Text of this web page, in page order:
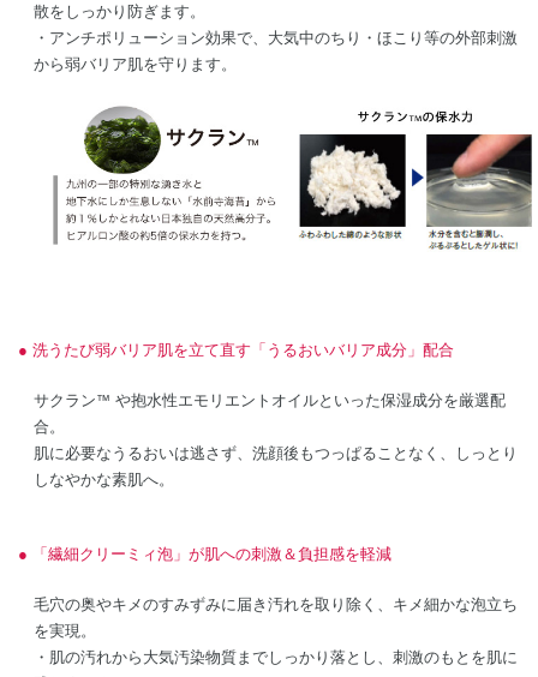
散をしっかり防ぎます。
・アンチポリューション効果で、大気中のちり・ほこり等の外部刺激
から弱バリア肌を守ります。
洗うたび弱バリア肌を立て直す「うるおいバリア成分」配合
サクラン™ や抱水性エモリエントオイルといった保湿成分を厳選配
合。
肌に必要なうるおいは逃さず、洗顔後もつっぱることなく、しっとり
しなやかな素肌へ。
「繊細クリーミィ泡」が肌への刺激＆負担感を軽減
毛穴の奥やキメのすみずみに届き汚れを取り除く、キメ細かな泡立ち
を実現。
・肌の汚れから大気汚染物質までしっかり落とし、刺激のもとを肌に